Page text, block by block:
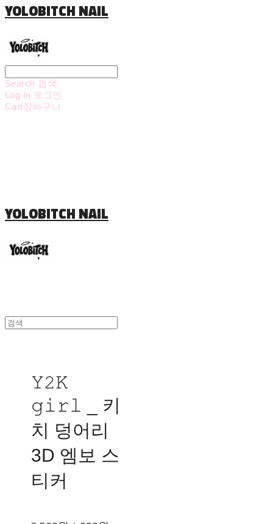
YOLOBITCH NAIL
Search 검색
Log In 로그인
Cart장바구니
YOLOBITCH NAIL
𝚈𝟸𝙺
𝚐𝚒𝚛𝚕 _ 키
치 덩어리
3D 엠보 스
티커